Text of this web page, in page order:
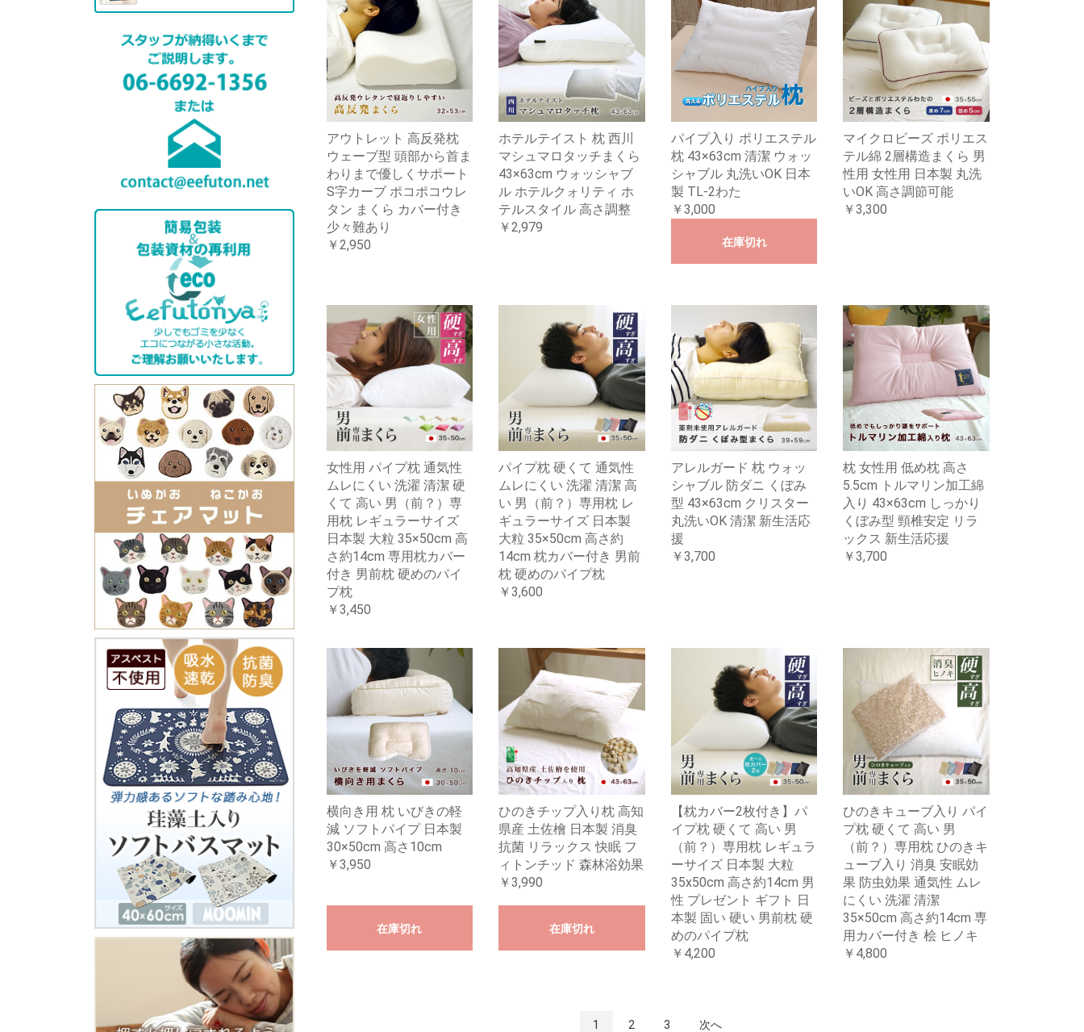
アウトレット 高反発枕
ウェーブ型 頭部から首ま
わりまで優しくサポート
S字カーブ ポコポコウレ
タン まくら カバー付き
少々難あり
￥2,950
ホテルテイスト 枕 西川
マシュマロタッチまくら
43×63cm ウォッシャブ
ル ホテルクォリティ ホ
テルスタイル 高さ調整
￥2,979
パイプ入り ポリエステル
枕 43×63cm 清潔 ウォッ
シャブル 丸洗いOK 日本
製 TL-2わた
￥3,000
在庫切れ
マイクロビーズ ポリエス
テル綿 2層構造まくら 男
性用 女性用 日本製 丸洗
いOK 高さ調節可能
￥3,300
女性用 パイプ枕 通気性
ムレにくい 洗濯 清潔 硬
くて 高い 男（前？）専
用枕 レギュラーサイズ
日本製 大粒 35×50cm 高
さ約14cm 専用枕カバー
付き 男前枕 硬めのパイ
プ枕
￥3,450
パイプ枕 硬くて 通気性
ムレにくい 洗濯 清潔 高
い 男（前？）専用枕 レ
ギュラーサイズ 日本製
大粒 35×50cm 高さ約
14cm 枕カバー付き 男前
枕 硬めのパイプ枕
￥3,600
アレルガード 枕 ウォッ
シャブル 防ダニ くぼみ
型 43×63cm クリスター
丸洗いOK 清潔 新生活応
援
￥3,700
枕 女性用 低め枕 高さ
5.5cm トルマリン加工綿
入り 43×63cm しっかり
くぼみ型 頸椎安定 リラ
ックス 新生活応援
￥3,700
横向き用 枕 いびきの軽
減 ソフトパイプ 日本製
30×50cm 高さ10cm
￥3,950
在庫切れ
ひのきチップ入り枕 高知
県産 土佐檜 日本製 消臭
抗菌 リラックス 快眠 フ
ィトンチッド 森林浴効果
￥3,990
在庫切れ
【枕カバー2枚付き】パ
イプ枕 硬くて 高い 男
（前？）専用枕 レギュラ
ーサイズ 日本製 大粒
35x50cm 高さ約14cm 男
性 プレゼント ギフト 日
本製 固い 硬い 男前枕 硬
めのパイプ枕
￥4,200
ひのきキューブ入り パイ
プ枕 硬くて 高い 男
（前？）専用枕 ひのきキ
ューブ入り 消臭 安眠効
果 防虫効果 通気性 ムレ
にくい 洗濯 清潔
35×50cm 高さ約14cm 専
用カバー付き 桧 ヒノキ
￥4,800
1 2 3 次へ